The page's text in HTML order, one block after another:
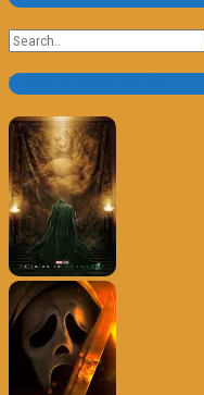
Search
for:
Trailer e Poster do Dia